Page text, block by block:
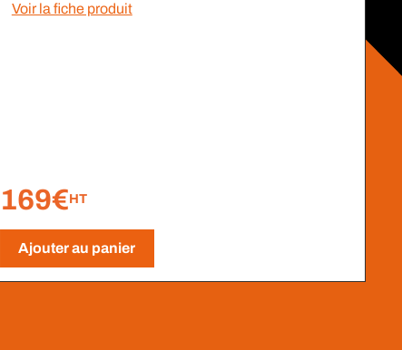
Voir la fiche produit
169€HT
Ajouter au panier